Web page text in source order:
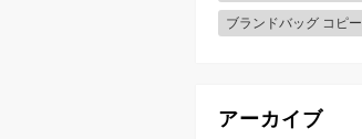
ブランドバッグ コピー
アーカイブ